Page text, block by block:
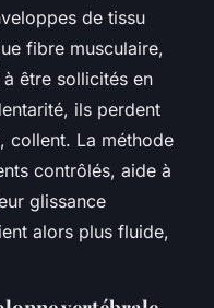
de tissu
fibre musculaire,
être sollicités en
ils perdent
collent. La méthode
contrôlés, aide à
glissance
alors plus fluide,